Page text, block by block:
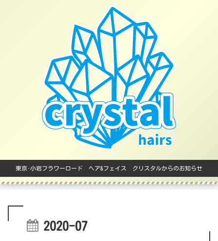
東京･小岩フラワーロード ヘア&フェイス クリスタルからのお知らせ
2020-07